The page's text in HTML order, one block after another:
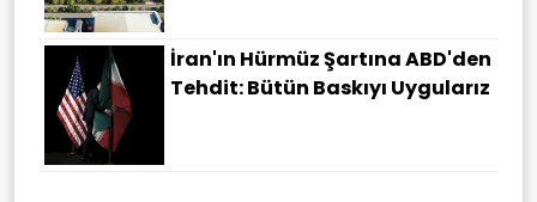
İran'ın Hürmüz Şartına ABD'den
Tehdit: Bütün Baskıyı Uygularız